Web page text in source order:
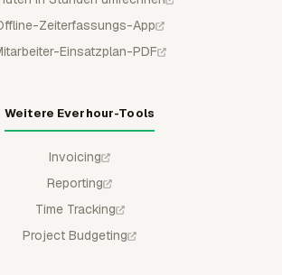
Zeiterfassungs-App
Einsatzplan-PDF
Weitere Everhour-Tools
Invoicing
Reporting
Time Tracking
Project Budgeting